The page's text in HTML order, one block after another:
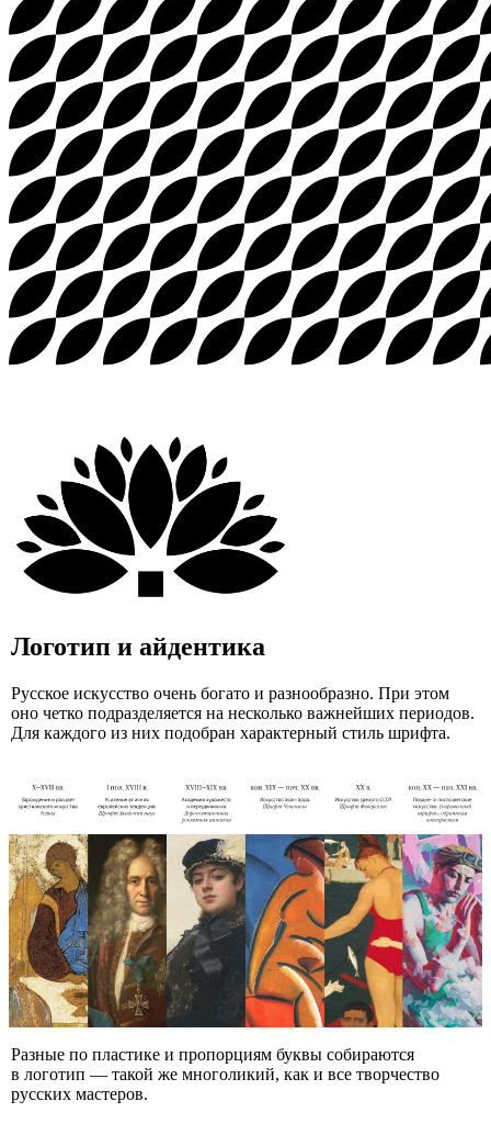
Логотип и айдентика
Русское искусство очень богато и разнообразно. При этом
оно четко подразделяется на несколько важнейших периодов.
Для каждого из них подобран характерный стиль шрифта.
Разные по пластике и пропорциям буквы собираются
в логотип — такой же многоликий, как и все творчество
русских мастеров.